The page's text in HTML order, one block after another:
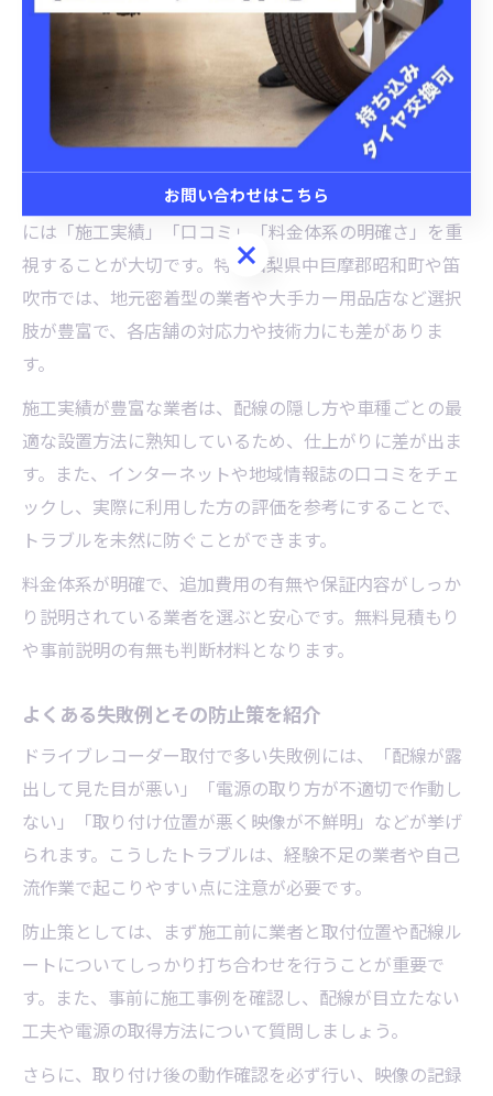
後悔しないための取付ポイントを解説
ドライブレコーダー取付で後悔しない判断基準
ドライブレコーダー取付を検討する際、後悔しないため
には「施工実績」「口コミ」「料金体系の明確さ」を重
視することが大切です。特に山梨県中巨摩郡昭和町や笛
吹市では、地元密着型の業者や大手カー用品店など選択
肢が豊富で、各店舗の対応力や技術力にも差がありま
す。
施工実績が豊富な業者は、配線の隠し方や車種ごとの最
適な設置方法に熟知しているため、仕上がりに差が出ま
す。また、インターネットや地域情報誌の口コミをチェ
ックし、実際に利用した方の評価を参考にすることで、
トラブルを未然に防ぐことができます。
料金体系が明確で、追加費用の有無や保証内容がしっか
り説明されている業者を選ぶと安心です。無料見積もり
や事前説明の有無も判断材料となります。
よくある失敗例とその防止策を紹介
ドライブレコーダー取付で多い失敗例には、「配線が露
出して見た目が悪い」「電源の取り方が不適切で作動し
ない」「取り付け位置が悪く映像が不鮮明」などが挙げ
られます。こうしたトラブルは、経験不足の業者や自己
流作業で起こりやすい点に注意が必要です。
防止策としては、まず施工前に業者と取付位置や配線ル
ートについてしっかり打ち合わせを行うことが重要で
す。また、事前に施工事例を確認し、配線が目立たない
工夫や電源の取得方法について質問しましょう。
さらに、取り付け後の動作確認を必ず行い、映像の記録
お問い合わせはこちら
お問い合わせはこちら